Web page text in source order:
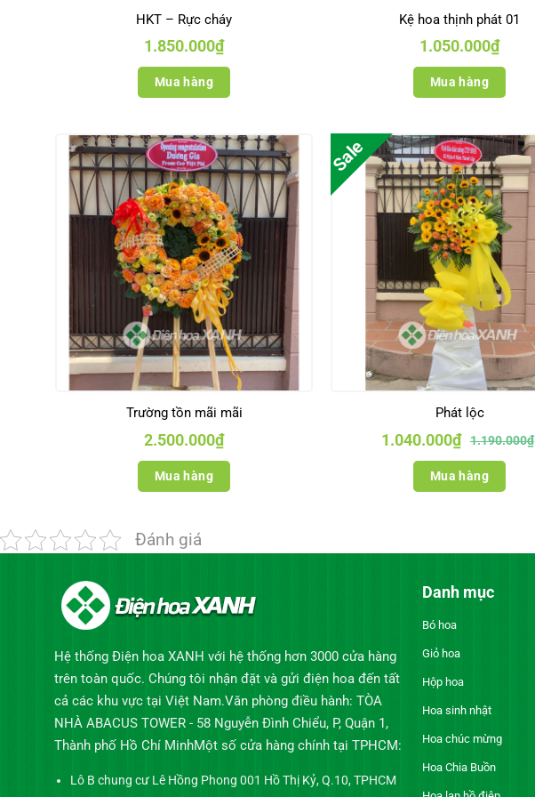
HKT – Rực cháy
1.850.000₫
Mua hàng
Kệ hoa thịnh phát 01
1.050.000₫
Mua hàng
Trường tồn mãi mãi
2.500.000₫
Mua hàng
Sale
Phát lộc
1.190.000₫
Giá
gốc
là:
1.190.000₫.
1.040.000₫Giá
hiện
tại
là:
1.040.000₫.
Mua hàng
Đánh giá
Hệ thống Điện hoa XANH với hệ thống hơn 3000 cửa hàng
trên toàn quốc. Chúng tôi nhận đặt và gửi điện hoa đến tất
cả các khu vực tại Việt Nam.Văn phòng điều hành: TÒA
NHÀ ABACUS TOWER - 58 Nguyễn Đình Chiểu, P, Quận 1,
Thành phố Hồ Chí MinhMột số cửa hàng chính tại TPHCM:
Lô B chung cư Lê Hồng Phong 001 Hồ Thị Kỷ, Q.10, TPHCM
Danh mục
Bó hoa
Giỏ hoa
Hộp hoa
Hoa sinh nhật
Hoa chúc mừng
Hoa Chia Buồn